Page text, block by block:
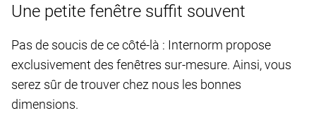
Une petite fenêtre suffit souvent
Pas de soucis de ce côté-là : Internorm propose
exclusivement des fenêtres sur-mesure. Ainsi, vous
serez sûr de trouver chez nous les bonnes
dimensions.